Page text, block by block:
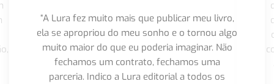
“A Lura fez muito mais que publicar meu livro,
ela se apropriou do meu sonho e o tornou algo
muito maior do que eu poderia imaginar. Não
fechamos um contrato, fechamos uma
parceria. Indico a Lura editorial a todos os